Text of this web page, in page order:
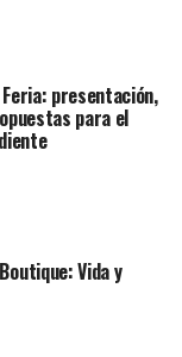
presentación,
para el
Vida y